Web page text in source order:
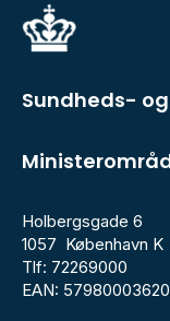
Sundheds-
Holbergsgade 6
1057 København K
Tlf: 72269000
EAN: